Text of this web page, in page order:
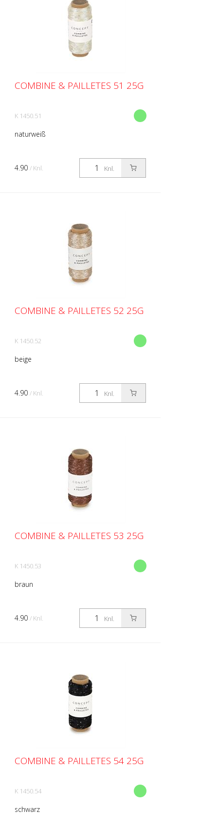
COMBINE & PAILLETES 51 25G
K 1450.51
naturweiß
Knl.
4.90 / Knl.
COMBINE & PAILLETES 52 25G
K 1450.52
beige
Knl.
4.90 / Knl.
COMBINE & PAILLETES 53 25G
K 1450.53
braun
Knl.
4.90 / Knl.
COMBINE & PAILLETES 54 25G
K 1450.54
schwarz